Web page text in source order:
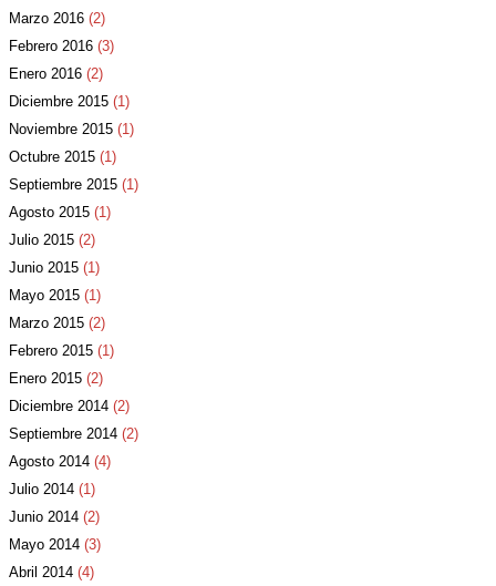
Marzo 2016 (2)
Febrero 2016 (3)
Enero 2016 (2)
Diciembre 2015 (1)
Noviembre 2015 (1)
Octubre 2015 (1)
Septiembre 2015 (1)
Agosto 2015 (1)
Julio 2015 (2)
Junio 2015 (1)
Mayo 2015 (1)
Marzo 2015 (2)
Febrero 2015 (1)
Enero 2015 (2)
Diciembre 2014 (2)
Septiembre 2014 (2)
Agosto 2014 (4)
Julio 2014 (1)
Junio 2014 (2)
Mayo 2014 (3)
Abril 2014 (4)